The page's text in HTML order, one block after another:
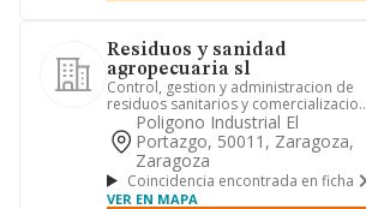
Residuos y sanidad
agropecuaria sl
Control, gestion y administracion de
residuos sanitarios y comercializacion
de productos zoosanitar...
Poligono Industrial El
Portazgo, 50011, Zaragoza,
Zaragoza
Coincidencia encontrada en ficha
VER EN MAPA